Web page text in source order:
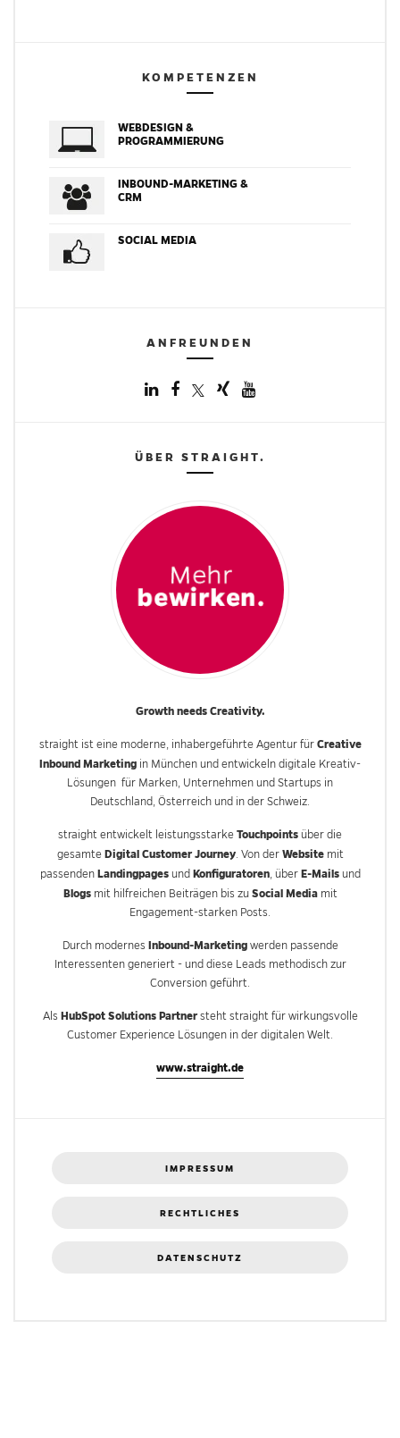
KOMPETENZEN
WEBDESIGN &
PROGRAMMIERUNG
INBOUND-MARKETING &
CRM
SOCIAL MEDIA
ANFREUNDEN
ÜBER STRAIGHT.
Growth needs Creativity.
straight ist eine moderne, inhabergeführte Agentur für Creative
Inbound Marketing in München und entwickeln digitale Kreativ-
Lösungen für Marken, Unternehmen und Startups in
Deutschland, Österreich und in der Schweiz.
straight entwickelt leistungsstarke Touchpoints über die
gesamte Digital Customer Journey. Von der Websitemit
passenden Landingpagesund Konfiguratoren, über E-Mailsund
Blogsmit hilfreichen Beiträgen bis zu Social Mediamit
Engagement-starken Posts.
Durch modernes Inbound-Marketingwerden passende
Interessenten generiert - und diese Leads methodisch zur
Conversion geführt.
Als HubSpot Solutions Partnersteht straight für wirkungsvolle
Customer Experience Lösungen in der digitalen Welt.
www.straight.de
IMPRESSUM
RECHTLICHES
DATENSCHUTZ